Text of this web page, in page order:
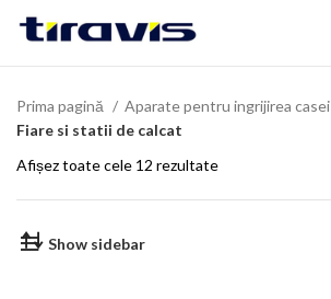
Prima pagină
Aparate pentru ingrijirea casei
Fiare si statii de calcat
Afișez toate cele 12 rezultate
Show sidebar